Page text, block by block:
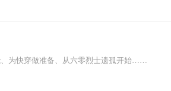
为快穿做准备、从六零烈士遗孤开始……